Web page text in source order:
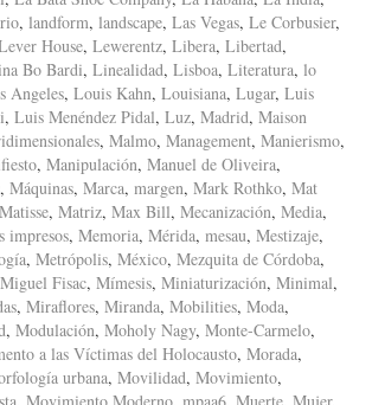
, landform, landscape, Las Vegas, Le Corbusier,
House, Lewerentz, Libera, Libertad,
Bo Bardi, Linealidad, Lisboa, Literatura, lo
Angeles, Louis Kahn, Louisiana, Lugar, Luis
, Luis Menéndez Pidal, Luz, Madrid, Maison
, Malmo, Management, Manierismo,
, Manipulación, Manuel de Oliveira,
, Máquinas, Marca, margen, Mark Rothko, Mat
Matisse, Matriz, Max Bill, Mecanización, Media,
impresos, Memoria, Mérida, mesau, Mestizaje,
, Metrópolis, México, Mezquita de Córdoba,
Miguel Fisac, Mímesis, Miniaturización, Minimal,
, Miraflores, Miranda, Mobilities, Moda,
, Modulación, Moholy Nagy, Monte-Carmelo,
a las Víctimas del Holocausto, Morada,
urbana, Movilidad, Movimiento,